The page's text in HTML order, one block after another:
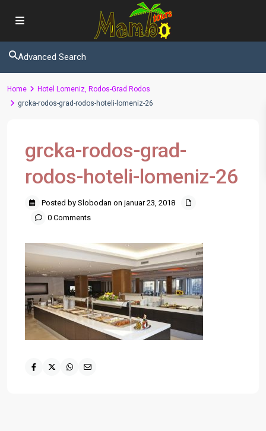
Advanced Search
Home
Hotel Lomeniz, Rodos-Grad Rodos
grcka-rodos-grad-rodos-hoteli-lomeniz-26
grcka-rodos-grad-
rodos-hoteli-lomeniz-26
Posted by Slobodan on januar 23, 2018
0 Comments